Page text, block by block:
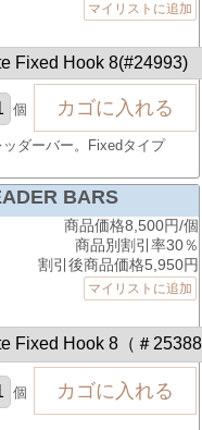
マイリストに追加
個
ダーバー。Fixedタイプ
BARS
商品価格8,500円/個
商品別割引率30％
割引後商品価格5,950円
マイリストに追加
個